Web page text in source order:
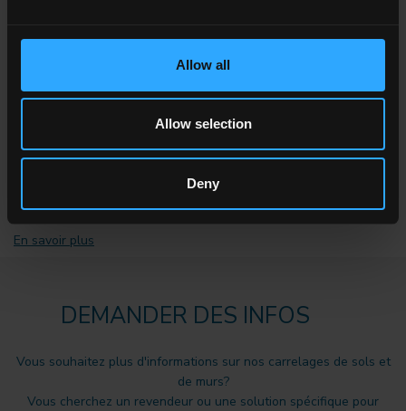
Allow all
Allow selection
Deny
VILLA INDIRA RHODES,
Rhodes, Greece
En savoir plus
DEMANDER DES INFOS
Vous souhaitez plus d'informations sur nos carrelages de sols et
de murs?
Vous cherchez un revendeur ou une solution spécifique pour